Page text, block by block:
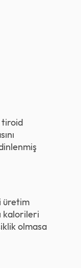
tiroid
üretim
kalorileri
olmasa